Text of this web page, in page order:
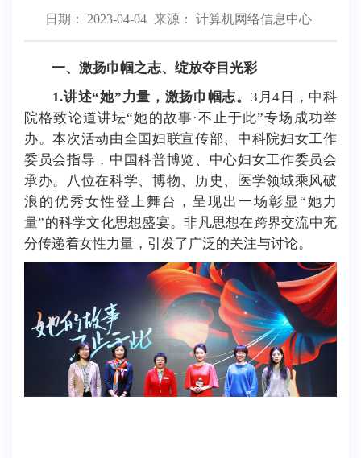
日期： 2023-04-04 来源： 计算机网络信息中心
一、激扬巾帼之志、绽放夺目光彩
1.讲述“她”力量，激扬巾帼志。 3月4日，中科
院格致论道讲坛“她的故事·不止于此”专场成功举
办。本次活动由全国妇联宣传部、中科院妇女工作
委员会指导，中国科普博览、中心妇女工作委员会
承办。八位在科学、博物、历史、医学领域乘风破
浪的优秀女性登上舞台，呈现出一场彰显“她力
量”的科学文化思想盛宴。非凡思想在跨界交流中充
分传递着女性力量，引发了广泛的关注与讨论。